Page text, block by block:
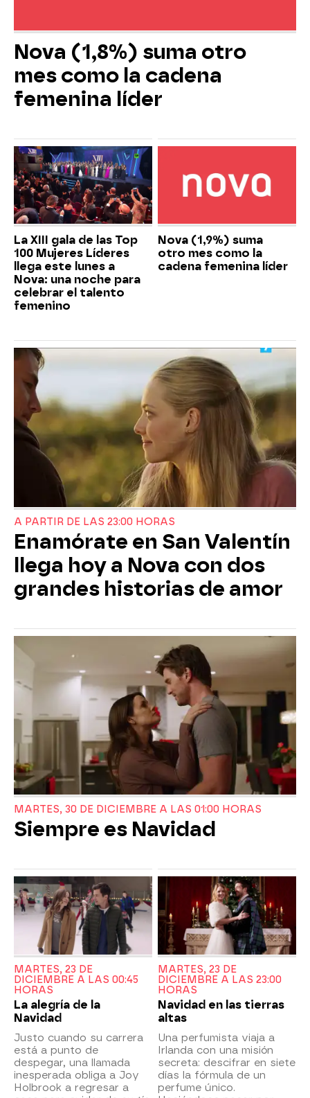
Nova (1,8%) suma otro
mes como la cadena
femenina líder
La XIII gala de las Top
100 Mujeres Líderes
llega este lunes a
Nova: una noche para
celebrar el talento
femenino
Nova (1,9%) suma
otro mes como la
cadena femenina líder
A PARTIR DE LAS 23:00 HORAS
Enamórate en San Valentín
llega hoy a Nova con dos
grandes historias de amor
MARTES, 30 DE DICIEMBRE A LAS 01:00 HORAS
Siempre es Navidad
MARTES, 23 DE
DICIEMBRE A LAS 00:45
HORAS
La alegría de la
Navidad
Justo cuando su carrera
está a punto de
despegar, una llamada
inesperada obliga a Joy
Holbrook a regresar a
MARTES, 23 DE
DICIEMBRE A LAS 23:00
HORAS
Navidad en las tierras
altas
Una perfumista viaja a
Irlanda con una misión
secreta: descifrar en siete
días la fórmula de un
perfume único.